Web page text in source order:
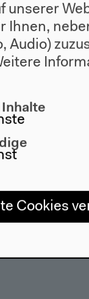
Welt
10,
unserer
Ihnen,
Audio)
Cookies